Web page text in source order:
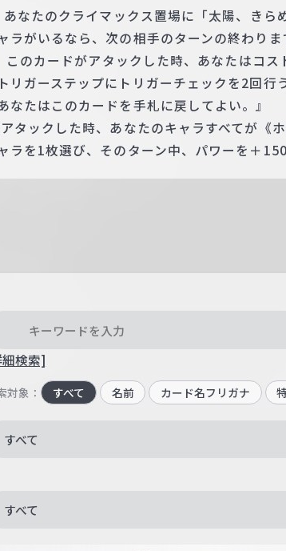
あなたのクライマックス置場に「太陽、き
ラがいるなら、次の相手のターンの終わり
のカードがアタックした時、あなたはコス
リガーステップにトリガーチェックを2回行
なたはこのカードを手札に戻してよい。』
アタックした時、あなたのキャラすべてが《
ラを1枚選び、そのターン中、パワーを＋
検索]
対象： すべて 名前 カード名フリガナ
すべて
すべて